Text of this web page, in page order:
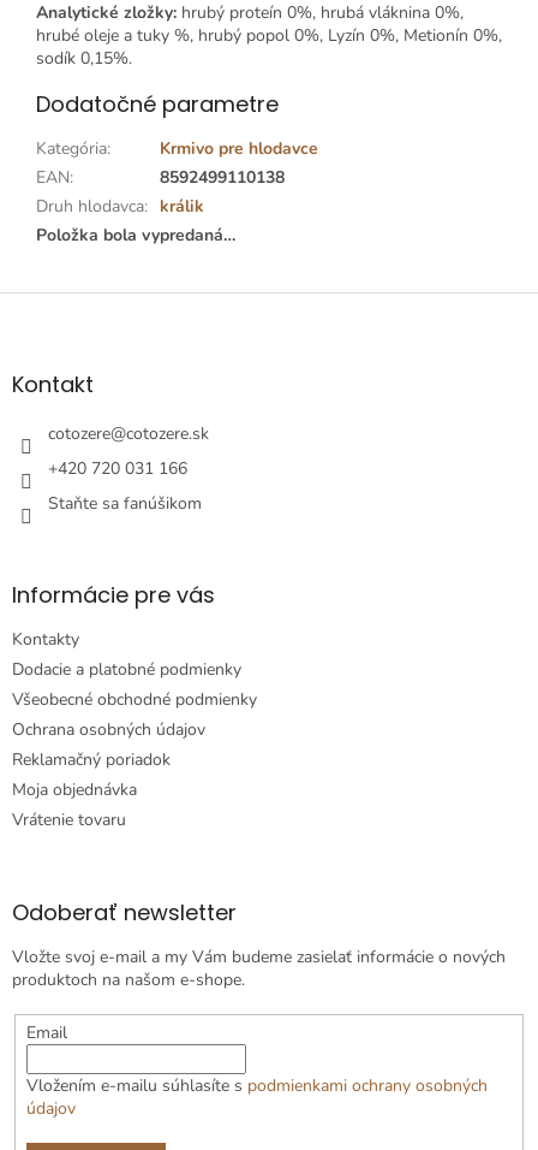
Analytické zložky: hrubý proteín 0%, hrubá vláknina 0%,
hrubé oleje a tuky %, hrubý popol 0%, Lyzín 0%, Metionín 0%,
sodík 0,15%.
Dodatočné parametre
Kategória:
Krmivo pre hlodavce
EAN:
8592499110138
Druh hlodavca: králik
Položka bola vypredaná…
Z
äKontakt
cotozere@cotozere.sk
+420 720 031 166
Staňte sa fanúšikom
Informácie pre vás
Kontakty
Dodacie a platobné podmienky
Všeobecné obchodné podmienky
Ochrana osobných údajov
Reklamačný poriadok
Moja objednávka
Vrátenie tovaru
Odoberať newsletter
Vložte svoj e-mail a my Vám budeme zasielať informácie o nových
produktoch na našom e-shope.
Email
Vložením e-mailu súhlasíte s podmienkami ochrany osobných
údajov